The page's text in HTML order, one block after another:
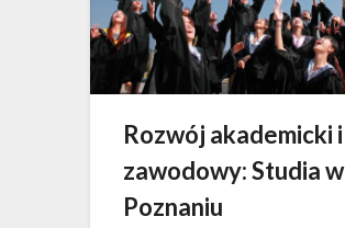
Rozwój akademicki i
zawodowy: Studia w
Poznaniu